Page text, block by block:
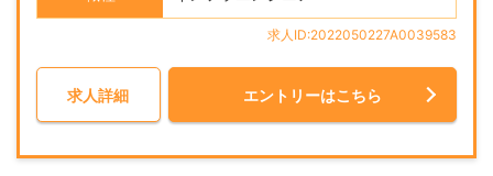
求人ID:2022050227A0039583
求人詳細 エントリーはこちら